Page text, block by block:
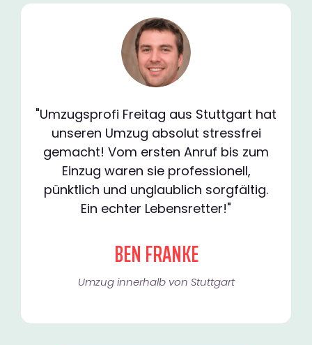
"Umzugsprofi Freitag aus Stuttgart hat
unseren Umzug absolut stressfrei
gemacht! Vom ersten Anruf bis zum
Einzug waren sie professionell,
pünktlich und unglaublich sorgfältig.
Ein echter Lebensretter!"
BEN FRANKE
Umzug innerhalb von Stuttgart​